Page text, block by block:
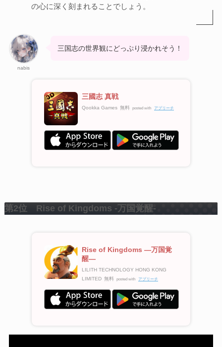
の心に深く刻まれることでしょう。
nabis
三国志の世界観にどっぷり浸かれそう！
三國志 真戦
Qookka Games 無料 posted with アプリーチ
第2位 Rise of Kingdoms -万国覚醒-
Rise of Kingdoms ―万国覚
醒―
LILITH TECHNOLOGY HONG KONG
LIMITED 無料 posted with アプリーチ